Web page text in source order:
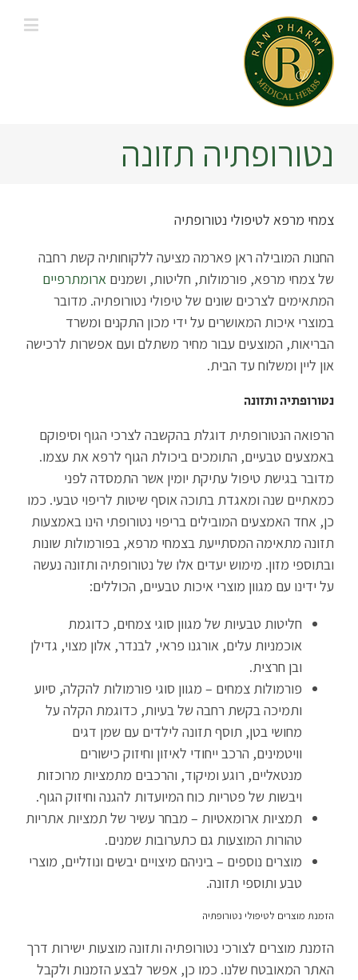
נטורופתיה תזונה
צמחי מרפא לטיפולי נטורופתיה
החנות המובילה ראן פארמה מציעה ללקוחותיה קשת רחבה
של צמחי מרפא, פורמולות, חליטות, ושמנים ארומתרפיים
המתאימים לצרכים שונים של טיפולי נטורופתיה. מדובר
במוצרי איכות המאושרים על ידי מכון התקנים ומשרד
הבריאות, המוצעים עבור מחיר משתלם ועם אפשרות לרכישה
און ליין ומשלוח עד הבית.
נטורופתיה ותזונה
הרפואה הנטורופתית דוגלת בהקשבה לצרכי הגוף וסיפוקם
באמצעים טבעיים, התומכים ביכולת הגוף לרפא את עצמו.
מדובר בגישת טיפול עתיקת יומין אשר התמסדה לפני
כמאתיים שנה ומאגדת בתוכה אוסף שיטות לריפוי טבעי. כמו
כן, אחד האמצעים המובילים בריפוי נטורופתי הינו באמצעות
תזונה מתאימה המסתייעת בצמחי מרפא, בפורמולות שונות
ובתוספי מזון. מימוש יעדים אלו של נטורופתיה ותזונה נעשה
על ידינו עם מגוון מוצרי איכות טבעיים, הכוללים:
חליטות טבעיות של מגוון סוגי צמחים, כדוגמת
אוכמניות עלים, אורגנו פראי, לבנדר, אלון מצוי, גדילן
ובן חרצית.
פורמולות צמחים – מגוון סוגי פורמולות להקלה, סיוע
ותמיכה בקשת רחבה של בעיות, כדוגמת הקלה על
מחושי בטן, תוסף תזונה לילדים עם שמן דגים
וויטמינים, הרכב ייחודי לאיזון וחיזוק כישורים
מנטאליים, רוגע ומיקוד, והרכבים מתמציות מרוכזות
ויבשות של פטריות כוח המיועדות להגנה וחיזוק הגוף.
תמציות ארומאטיות – מבחר עשיר של תמציות אתריות
טהורות המוצעות גם כתערובות שמנים.
מוצרים נוספים – ביניהם מיצויים יבשים ונוזליים, מוצרי
טבע ותוספי תזונה.
הזמנת מוצרים לטיפולי נטורופתיה
הזמנת מוצרים לצורכי נטורופתיה ותזונה מוצעות ישירות דרך
האתר המאובטח שלנו. כמו כן, אפשר לבצע הזמנות ולקבל